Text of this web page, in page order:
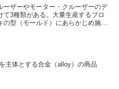
ーザーやモーター・クルーザーのデ
て3種類がある。大量生産するプロ
型（モールド）にあらかじめ施さ
主体とする合金（alloy）の商品